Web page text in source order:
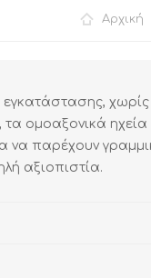
Αρχική
εγκατάστασης,
ομοαξονικά ηχεία
να παρέχουν
αξιοπιστία.